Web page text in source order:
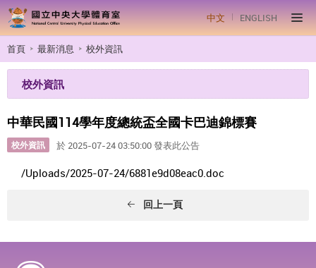
中文 ENGLISH
首頁 最新消息 校外資訊
校外資訊
中華民國114學年度總統盃全國卡巴迪錦標賽
校外資訊 於 2025-07-24 03:50:00 發表此公告
/Uploads/2025-07-24/6881e9d08eac0.doc
回上一頁